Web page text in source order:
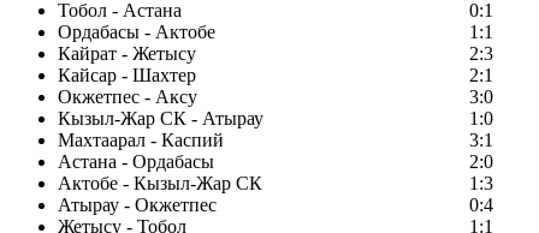
Тобол - Астана
0:1
Ордабасы - Актобе
1:1
Кайрат - Жетысу
2:3
Кайсар - Шахтер
2:1
Окжетпес - Аксу
3:0
Кызыл-Жар СК - Атырау
1:0
Махтаарал - Каспий
3:1
Астана - Ордабасы
2:0
Актобе - Кызыл-Жар СК
1:3
Атырау - Окжетпес
0:4
Жетысу - Тобол
1:1